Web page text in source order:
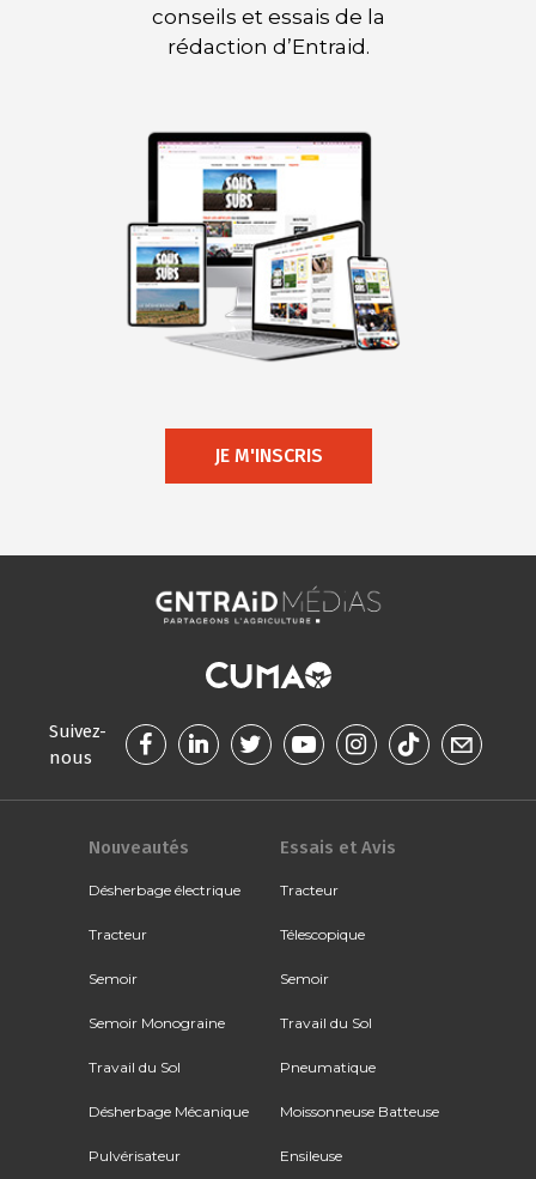
conseils et essais de la
rédaction d’Entraid.
JE M'INSCRIS
Suivez-
nous
Nouveautés
Désherbage électrique
Tracteur
Semoir
Semoir Monograine
Travail du Sol
Désherbage Mécanique
Pulvérisateur
Essais et Avis
Tracteur
Télescopique
Semoir
Travail du Sol
Pneumatique
Moissonneuse Batteuse
Ensileuse